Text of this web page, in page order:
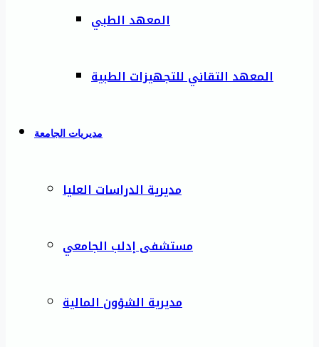
المعهد الطبي
المعهد التقاني للتجهيزات الطبية
مديريات الجامعة
مديرية الدراسات العليا
مستشفى إدلب الجامعي
مديرية الشؤون المالية